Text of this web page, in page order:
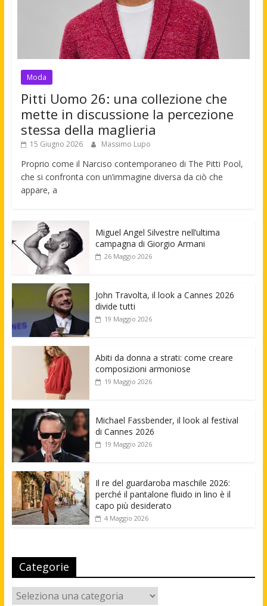
Moda
Pitti Uomo 26: una collezione che
mette in discussione la percezione
stessa della maglieria
15 Giugno 2026 Massimo Lupo
Proprio come il Narciso contemporaneo di The Pitti Pool,
che si confronta con un’immagine diversa da ciò che
appare, a
Miguel Angel Silvestre nell’ultima
campagna di Giorgio Armani
26 Maggio 2026
John Travolta, il look a Cannes 2026
divide tutti
19 Maggio 2026
Abiti da donna a strati: come creare
composizioni armoniose
19 Maggio 2026
Michael Fassbender, il look al festival
di Cannes 2026
19 Maggio 2026
Il re del guardaroba maschile 2026:
perché il pantalone fluido in lino è il
capo più desiderato
4 Maggio 2026
Categorie
Categorie